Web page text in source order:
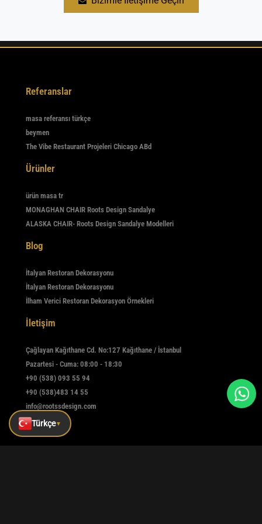
Türkçe▼
mobilyaları mevsim geçişlerinde kapalı alanda muhafaza
edilerek ömrü uzatılabilir.
Referanslar
masa referansı türkçe
beymen
The Vibe Restaurant Projeleri Chicago ABd
Ürünler
ürün masa tr
MONAGHAN CHAIR Roots Design Sandalye
ALASKA CHAIR- Roots Design Sandalye Modelleri
Blog
İtalyan Restoran Dekorasyonu
İtalyan Restoran Dekorasyonu
İlham Verici Restoran Dekorasyon Örnekleri
İletişim
Çağlayan Kağıthane Cd. No:127 Kağıthane / İstanbul
Pazartesi - Cuma: 08:00 - 18:30
+90 (538) 093 55 94
+90 (538)483 14 55
info@rootssdesign.com
E-Bülten